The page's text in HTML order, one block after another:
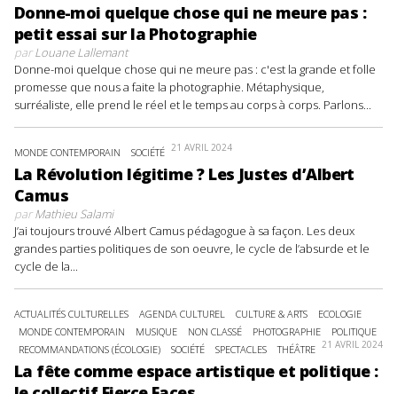
Donne-moi quelque chose qui ne meure pas :
petit essai sur la Photographie
parLouane Lallemant
Donne-moi quelque chose qui ne meure pas : c'est la grande et folle
promesse que nous a faite la photographie. Métaphysique,
surréaliste, elle prend le réel et le temps au corps à corps. Parlons...
MONDE CONTEMPORAIN SOCIÉTÉ 21 AVRIL 2024
La Révolution légitime ? Les Justes d’Albert
Camus
parMathieu Salami
J’ai toujours trouvé Albert Camus pédagogue à sa façon. Les deux
grandes parties politiques de son oeuvre, le cycle de l’absurde et le
cycle de la...
ACTUALITÉS CULTURELLES AGENDA CULTUREL CULTURE & ARTS
ECOLOGIE
MONDE CONTEMPORAIN
MUSIQUE NON CLASSÉ PHOTOGRAPHIE
POLITIQUE
RECOMMANDATIONS (ÉCOLOGIE)
SOCIÉTÉ SPECTACLES THÉÂTRE 21 AVRIL 2024
La fête comme espace artistique et politique :